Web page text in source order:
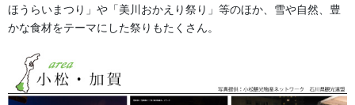
ほうらいまつり」や「美川おかえり祭り」等のほか、雪や自然、豊
かな食材をテーマにした祭りもたくさん。